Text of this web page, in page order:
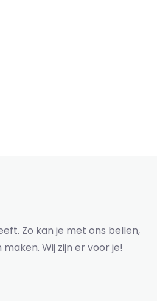
Zo kan je met ons bellen,
Wij zijn er voor je!